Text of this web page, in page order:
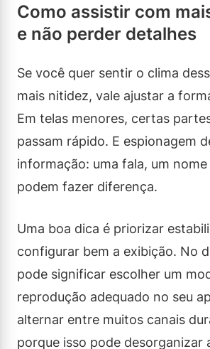
Como assistir com
e não perder detalhes
Se você quer sentir o clima
mais nitidez, vale ajustar a
Em telas menores, certas
passam rápido. E espionagem
informação: uma fala, um
podem fazer diferença.
Uma boa dica é priorizar
configurar bem a exibição. No
pode significar escolher um
reprodução adequado no seu
alternar entre muitos canais
porque isso pode desorganizar